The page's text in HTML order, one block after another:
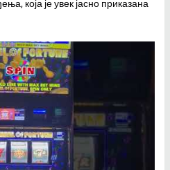
која је увек јасно приказана